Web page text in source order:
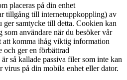
placeras på din enhet
tillgång till internetuppkoppling) av
ger samtycke till detta. Cookien kan
användare när du besöker vår
komma ihåg viktig information
och ger en förbättrad
så kallade passiva filer som inte kan
virus på din mobila enhet eller dator.